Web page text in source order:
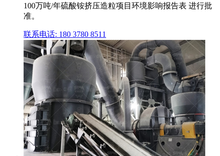
100万吨/年硫酸铵挤压造粒项目环境影响报告表 进行批
准。
联系电话: 180 3780 8511